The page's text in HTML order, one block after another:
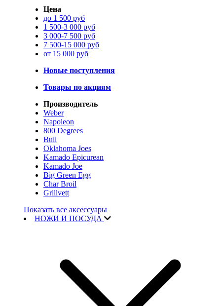
Цена
до 1 500 руб
1 500-3 000 руб
3 000-7 500 руб
7 500-15 000 руб
от 15 000 руб
Новые поступления
Товары по акциям
Производитель
Weber
Napoleon
800 Degrees
Bull
Oklahoma Joes
Kamado Epicurean
Kamado Joe
Big Green Egg
Char Broil
Grillvett
Показать все аксессуары
НОЖИ И ПОСУДА